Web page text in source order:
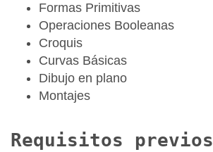
Formas Primitivas
Operaciones Booleanas
Croquis
Curvas Básicas
Dibujo en plano
Montajes
Requisitos previos